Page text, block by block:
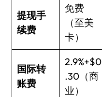
提现手
续费
免费
（至美
卡）
国际转
账费
2.9%+$0
.30（商
业）